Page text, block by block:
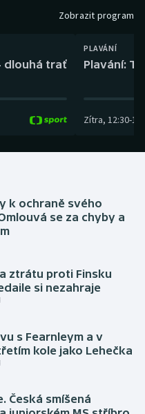
Zobrazit program
dlouhá trať
PLAVÁNÍ
Plavání:
Zítra, 12:30-
k ochraně svého
se za chyby a
ztrátu proti Finsku
si nezahraje
s Fearnleym a v
kole jako Lehečka
Česká smíšená